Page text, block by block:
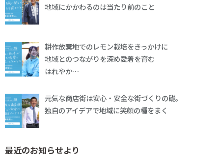
地域にかかわるのは当たり前のこと
耕作放棄地でのレモン栽培をきっかけに
地域とのつながりを深め愛着を育む
はれやか…
元気な商店街は安心・安全な街づくりの礎。
独自のアイデアで地域に笑顔の種をまく
最近のお知らせより